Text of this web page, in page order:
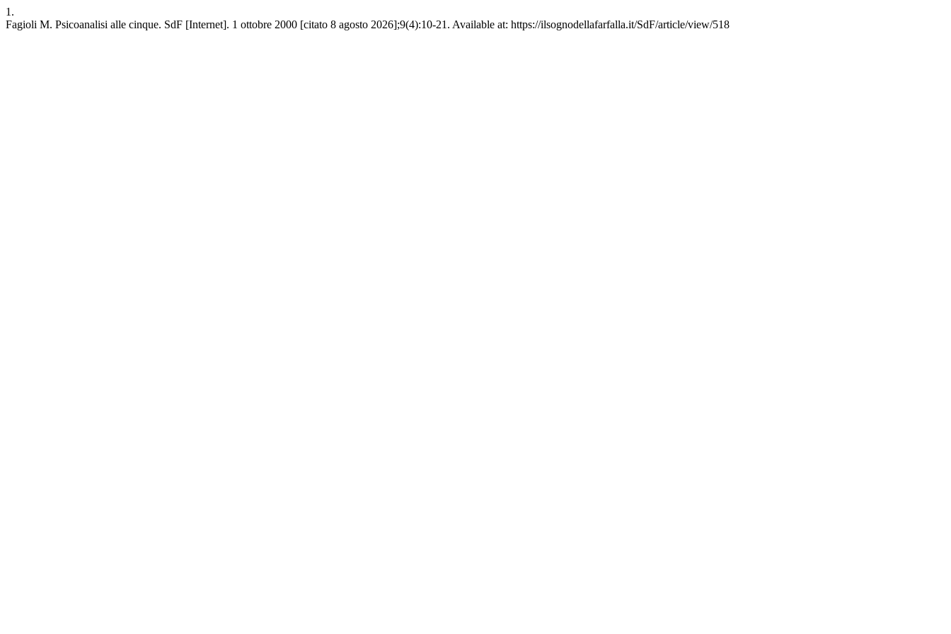
1.
Fagioli M. Psicoanalisi alle cinque. SdF [Internet]. 1 ottobre 2000 [citato 8 agosto 2026];9(4):10-21. Available at: https://ilsognodellafarfalla.it/SdF/article/view/518